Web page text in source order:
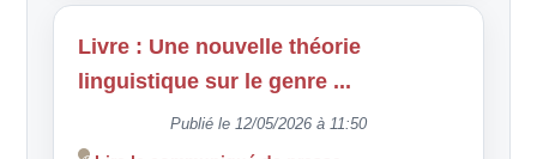
Livre : Une nouvelle théorie
linguistique sur le genre ...
Publié le 12/05/2026 à 11:50